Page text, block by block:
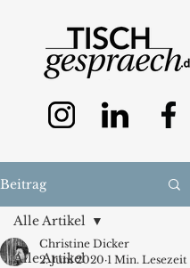
Beitrag
Alle Artikel
Alle Artikel
Christine Dicker
2. Juni 2020 1 Min. Lesezeit